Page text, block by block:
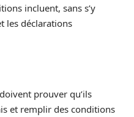
incluent, sans s’y
les déclarations
prouver qu’ils
et remplir des conditions